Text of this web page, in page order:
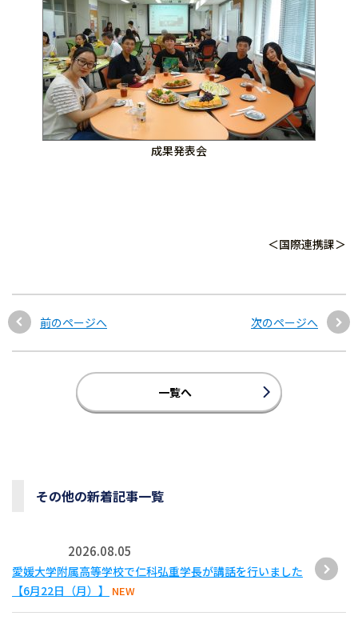
成果発表会
＜国際連携課＞
前のページへ 次のページへ
一覧へ
その他の新着記事一覧
2026.08.05
愛媛大学附属高等学校で仁科弘重学長が講話を行いました
【6月22日（月）】
NEW